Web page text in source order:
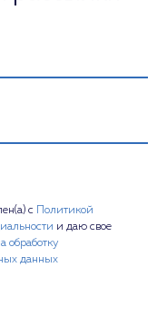
с
Политикой
и даю свое
обработку
данных